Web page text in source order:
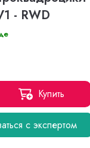
- RWD
Купить
с экспертом